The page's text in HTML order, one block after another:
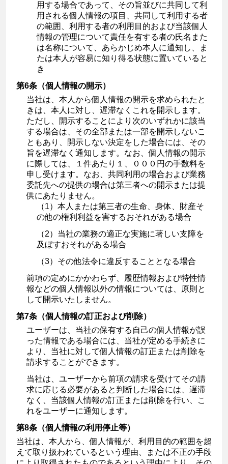
用する場合であって、その旨並びに共同して利
用される個人情報の項目、共同して利用する者
の範囲、利用する者の利用目的および当該個人
情報の管理について責任を有する者の氏名また
は名称について、あらかじめ本人に通知し、ま
たは本人が容易に知り得る状態に置いていると
き
第6条（個人情報の開示）
当社は、本人から個人情報の開示を求められたと
きは、本人に対し、遅滞なくこれを開示します。
ただし、開示することにより次のいずれかに該当
する場合は、その全部または一部を開示しないこ
ともあり、開示しない決定をした場合には、その
旨を遅滞なく通知します。なお、個人情報の開示
に際しては、１件あたり１、０００円の手数料を
申し受けます。なお、共同利用の場合および業務
委託先への提供の場合は第三者への開示または提
供にあたりません。
（1）本人または第三者の生命、身体、財産そ
の他の権利利益を害するおそれがある場合
（2）当社の業務の適正な実施に著しい支障を
及ぼすおそれがある場合
（3）その他法令に違反することとなる場合
前項の定めにかかわらず、履歴情報および特性情
報などの個人情報以外の情報については、原則と
して開示いたしません。
第7条（個人情報の訂正および削除）
ユーザーは、当社の保有する自己の個人情報が誤
った情報である場合には、当社が定める手続きに
より、当社に対して個人情報の訂正または削除を
請求することができます。
当社は、ユーザーから前項の請求を受けてその請
求に応じる必要があると判断した場合には、遅滞
なく、当該個人情報の訂正または削除を行い、こ
れをユーザーに通知します。
第8条（個人情報の利用停止等）
当社は、本人から、個人情報が、利用目的の範囲を超
えて取り扱われているという理由、または不正の手段